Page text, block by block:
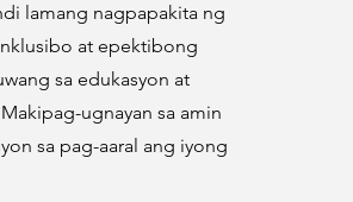
lamang nagpapakita ng
at epektibong
sa edukasyon at
ugnayan sa amin
sa pag-aaral ang iyong